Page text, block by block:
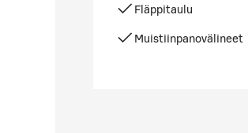
Fläppitaulu
Muistiinpanovälineet